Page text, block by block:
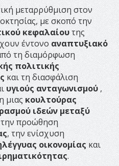
μεταρρύθμιση στον
με σκοπό την
κεφαλαίουτης
έντονοαναπτυξιακό
τη διαμόρφωση
πολιτικής
και τη διασφάλιση
υγιούς ανταγωνισμού,
μιαςκουλτούρας
ιδεών μεταξύ
προώθηση
, την ενίσχυση
οικονομίας και
.